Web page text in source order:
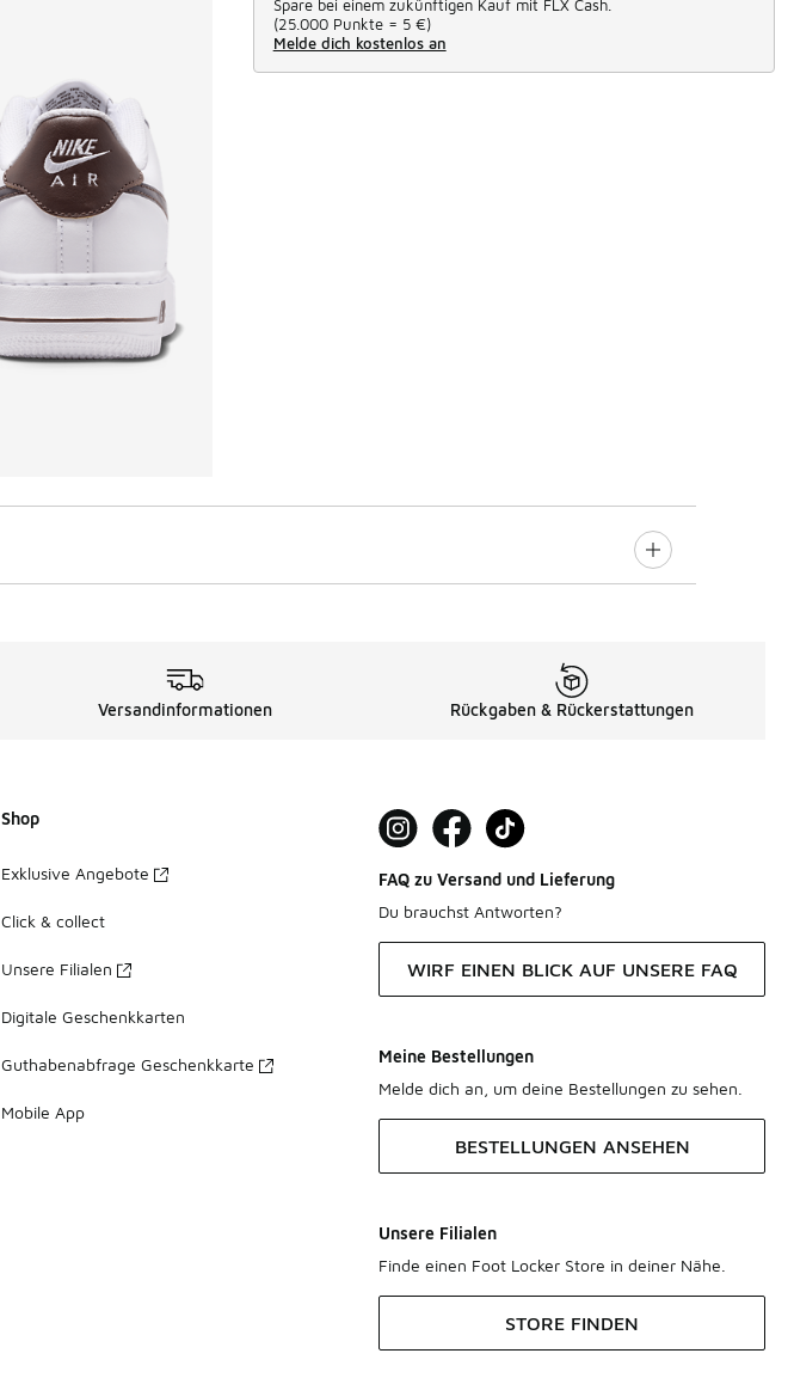
Spare bei einem zukünftigen Kauf mit FLX Cash.
(25.000 Punkte = 5 €)
Melde dich kostenlos an
Versandinformationen Rückgaben & Rückerstattungen
Shop
Exklusive Angebote
Click & collect
Unsere Filialen
Digitale Geschenkkarten
Guthabenabfrage Geschenkkarte
Mobile App
FAQ zu Versand und Lieferung
Du brauchst Antworten?
WIRF EINEN BLICK AUF UNSERE FAQ
Meine Bestellungen
Melde dich an, um deine Bestellungen zu sehen.
BESTELLUNGEN ANSEHEN
Unsere Filialen
Finde einen Foot Locker Store in deiner Nähe.
STORE FINDEN